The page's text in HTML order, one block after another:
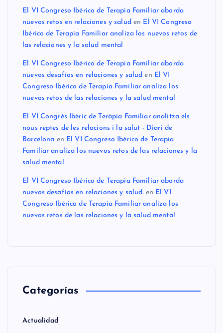
El VI Congreso Ibérico de Terapia Familiar aborda
nuevos retos en relaciones y saluden El VI Congreso
Ibérico de Terapia Familiar analiza los nuevos retos de
las relaciones y la salud mental
El VI Congreso Ibérico de Terapia Familiar aborda
nuevos desafíos en relaciones y salud en El VI
Congreso Ibérico de Terapia Familiar analiza los
nuevos retos de las relaciones y la salud mental
El VI Congrés Ibèric de Teràpia Familiar analitza els
nous reptes de les relacions i la salut - Diari de
Barcelona en El VI Congreso Ibérico de Terapia
Familiar analiza los nuevos retos de las relaciones y la
salud mental
El VI Congreso Ibérico de Terapia Familiar aborda
nuevos desafíos en relaciones y salud. en El VI
Congreso Ibérico de Terapia Familiar analiza los
nuevos retos de las relaciones y la salud mental
Categorías
Actualidad